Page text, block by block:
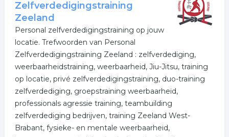
en zijn ze ineens ontzettend boos, tegendraads of
verdrietig. Vaak is de oorzaak duidelijk, bijvoorbeeld bij
hooggevoeligheid, faalangst of als je kind gepest wordt,
maar soms begrijp je er helemaal niks van.
Bliss 4 Kids geeft behandelingen voor:
- Hoog sensitiviteit
- Moed en zelfvertrouwen
- Faalangst
Zelfverdedigingstraining
Zeeland
Personal zelfverdedigingstraining op jouw
locatie. Trefwoorden van Personal
Zelfverdedigingstraining Zeeland : zelfverdediging,
weerbaarheidstraining, weerbaarheid, Jiu-Jitsu, training
op locatie, privé zelfverdedigingstraining, duo-training
zelfverdediging, groeps­training weerbaarheid,
professionals agressie training, teambuilding
zelfverdediging bedrijven, training Zeeland West-
Brabant, fysieke- en mentale weerbaarheid,